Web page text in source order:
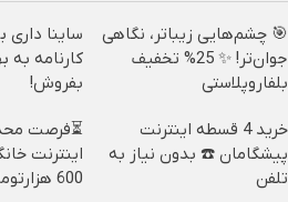
🎯 چشم‌هایی زیباتر، نگاهی
جوان‌تر! ✨ 25% تخفیف
بلفاروپلاستی
ساینا داری
کارنامه به
بفروش!
خرید 4 قسطه اینترنت
پیشگامان ☎️ بدون نیاز به
تلفن
600 هزارتومان!!